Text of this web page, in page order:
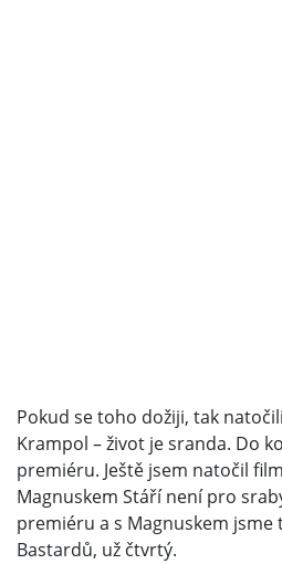
Pokud se toho dožiji, tak
Krampol – život je sranda. Do
premiéru. Ještě jsem natočil
Magnuskem Stáří není pro
premiéru a s Magnuskem jsme
Bastardů, už čtvrtý.